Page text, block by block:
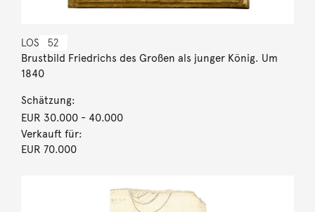
LOS 52
Brustbild Friedrichs des Großen als junger König. Um
1840
Schätzung:
EUR 30.000- 40.000
Verkauft für:
EUR 70.000